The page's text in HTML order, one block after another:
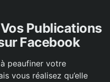
Publications
Facebook
peaufiner votre
vous réalisez qu’elle